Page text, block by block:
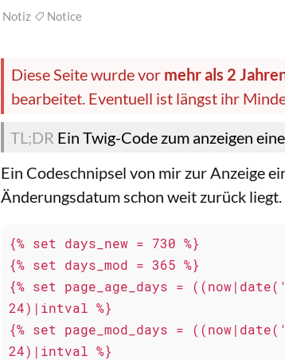
Notiz
Notice
Diese Seite wurde vor mehr als 2
bearbeitet. Eventuell ist längst ihr
Ein Twig-Code zum anzeigen
Ein Codeschnipsel von mir zur Anzeige
Änderungsdatum schon weit zurück
{% set days_new = 730 %}
{% set days_mod = 365 %}
{% set page_age_days =
24)|intval %}
{% set page_mod_days =
24)|intval %}